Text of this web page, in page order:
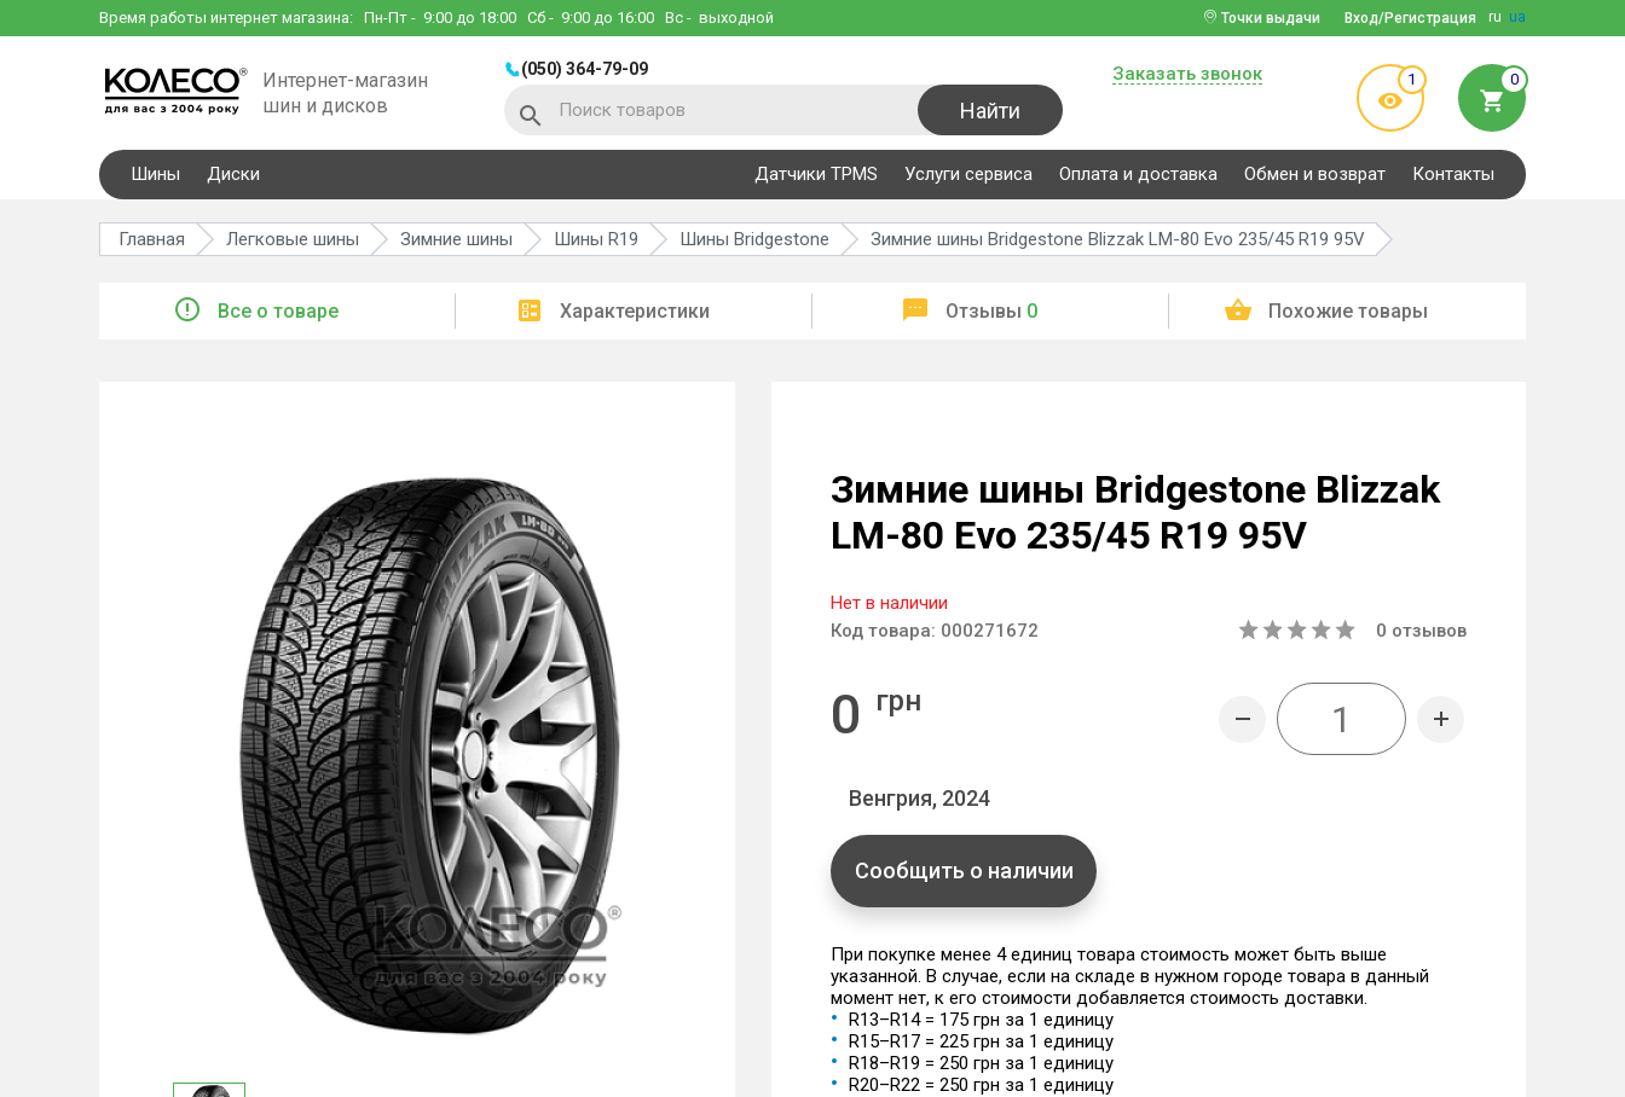
Время работы интернет магазина: Пн-Пт - 9:00 до 18:00 Сб - 9:00 до 16:00 Вс - выходной ru ua
Вход/Регистрация
Точки выдачи
Интернет-магазин
шин и дисков
(050) 364-79-09
Найти
Заказать звонок 1 0
Шины Диски Датчики TPMS Услуги сервиса Оплата и доставка Обмен и возврат Контакты
Главная Легковые шины Зимние шины Шины R19 Шины Bridgestone Зимние шины Bridgestone Blizzak LM-80 Evo 235/45 R19 95V
Все о товаре Характеристики Отзывы 0 Похожие товары
Зимние шины Bridgestone Blizzak
LM-80 Evo 235/45 R19 95V
Нет в наличии
Код товара: 000271672 0 отзывов
0 грн
Венгрия, 2024
Сообщить о наличии
При покупке менее 4 единиц товара стоимость может быть выше
указанной. В случае, если на складе в нужном городе товара в данный
момент нет, к его стоимости добавляется стоимость доставки.
R13–R14 = 175 грн за 1 единицу
R15–R17 = 225 грн за 1 единицу
R18–R19 = 250 грн за 1 единицу
R20–R22 = 250 грн за 1 единицу